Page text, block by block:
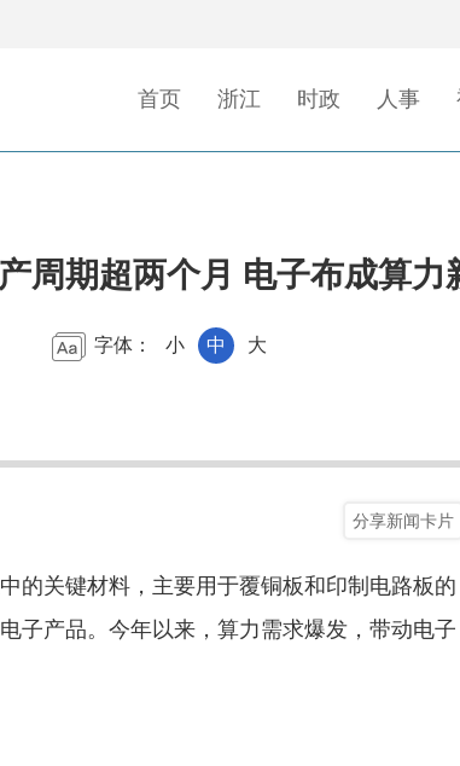
首页 浙江 时政 人事
周期超两个月 电子布成算力
字体： 小 中 大
分享新闻卡片
关键材料，主要用于覆铜板和印制电路板的
子产品。今年以来，算力需求爆发，带动电子